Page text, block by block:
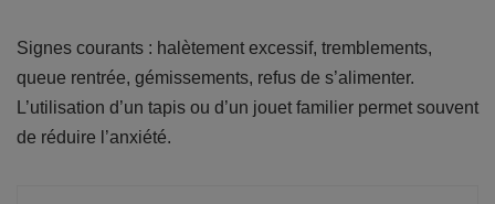
Signes courants : halètement excessif, tremblements,
queue rentrée, gémissements, refus de s’alimenter.
L’utilisation d’un tapis ou d’un jouet familier permet souvent
de réduire l’anxiété.